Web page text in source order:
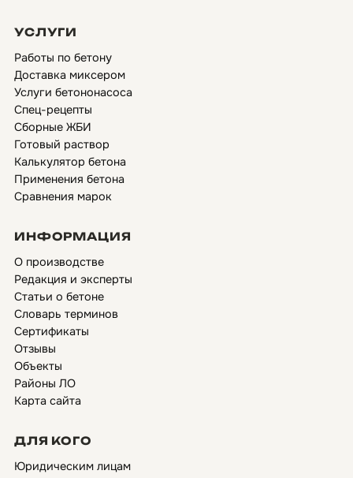
УСЛУГИ
Работы по бетону
Доставка миксером
Услуги бетононасоса
Спец-рецепты
Сборные ЖБИ
Готовый раствор
Калькулятор бетона
Применения бетона
Сравнения марок
ИНФОРМАЦИЯ
О производстве
Редакция и эксперты
Статьи о бетоне
Словарь терминов
Сертификаты
Отзывы
Объекты
Районы ЛО
Карта сайта
ДЛЯ КОГО
Юридическим лицам